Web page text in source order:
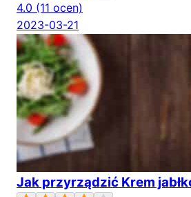
4.0 (11 ocen)
2023-03-21
Jak przyrządzić Krem